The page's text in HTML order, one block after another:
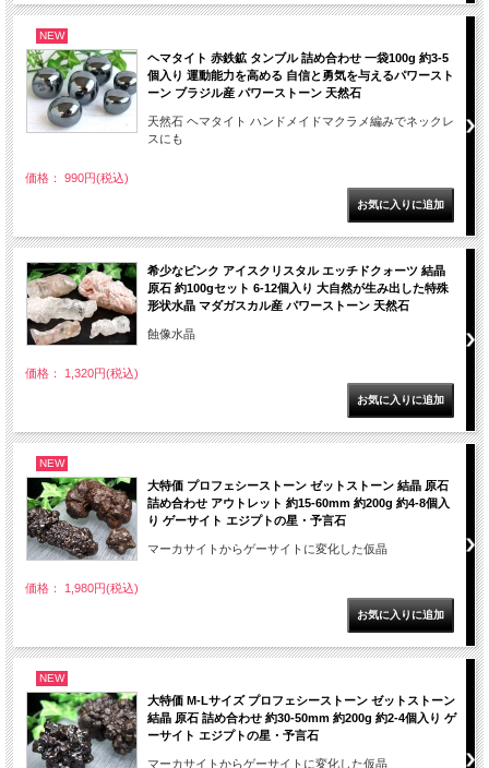
NEW
ヘマタイト 赤鉄鉱 タンブル 詰め合わせ 一袋100g 約3-5
個入り 運動能力を高める 自信と勇気を与えるパワースト
ーン ブラジル産 パワーストーン 天然石
天然石 ヘマタイト ハンドメイドマクラメ編みでネックレ
スにも
価格： 990円(税込)
希少なピンク アイスクリスタル エッチドクォーツ 結晶
原石 約100gセット 6-12個入り 大自然が生み出した特殊
形状水晶 マダガスカル産 パワーストーン 天然石
蝕像水晶
価格： 1,320円(税込)
NEW
大特価 プロフェシーストーン ゼットストーン 結晶 原石
詰め合わせ アウトレット 約15-60mm 約200g 約4-8個入
り ゲーサイト エジプトの星・予言石
マーカサイトからゲーサイトに変化した仮晶
価格： 1,980円(税込)
NEW
大特価 M-Lサイズ プロフェシーストーン ゼットストーン
結晶 原石 詰め合わせ 約30-50mm 約200g 約2-4個入り ゲ
ーサイト エジプトの星・予言石
マーカサイトからゲーサイトに変化した仮晶